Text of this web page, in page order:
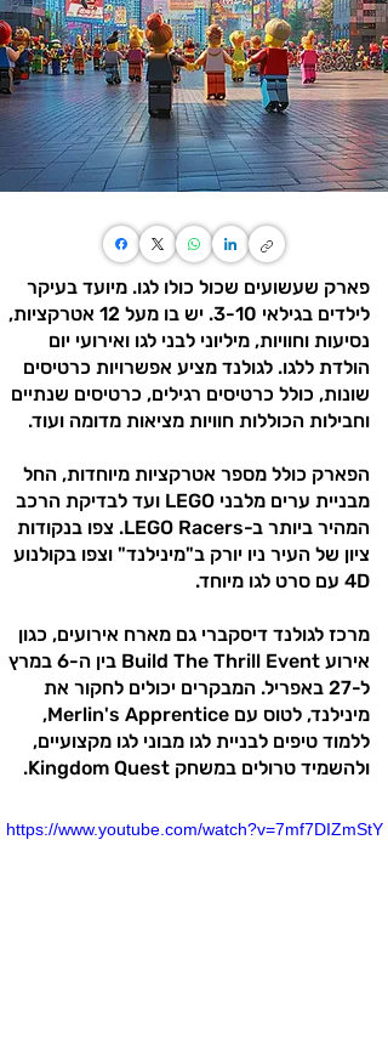
פארק שעשועים שכול כולו לגו. מיועד בעיקר
לילדים בגילאי 3-10. יש בו מעל 12 אטרקציות,
נסיעות וחוויות, מיליוני לבני לגו ואירועי יום
הולדת ללגו. לגולנד מציע אפשרויות כרטיסים
שונות, כולל כרטיסים רגילים, כרטיסים שנתיים
וחבילות הכוללות חוויות מציאות מדומה ועוד.
הפארק כולל מספר אטרקציות מיוחדות, החל
מבניית ערים מלבני LEGO ועד לבדיקת הרכב
המהיר ביותר ב-LEGO Racers. צפו בנקודות
ציון של העיר ניו יורק ב"מינילנד" וצפו בקולנוע
4D עם סרט לגו מיוחד.
מרכז לגולנד דיסקברי גם מארח אירועים, כגון
אירוע Build The Thrill Event בין ה-6 במרץ
ל-27 באפריל. המבקרים יכולים לחקור את
מינילנד, לטוס עם Merlin's Apprentice,
ללמוד טיפים לבניית לגו מבוני לגו מקצועיים,
ולהשמיד טרולים במשחק Kingdom Quest.
https://www.youtube.com/watch?v=7mf7DIZmStY